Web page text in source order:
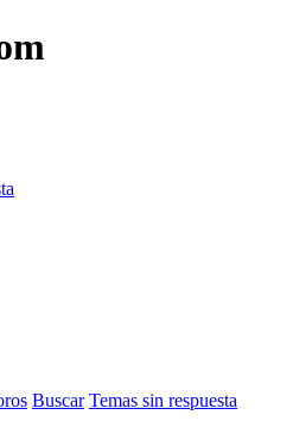
Buscar Temas sin respuesta